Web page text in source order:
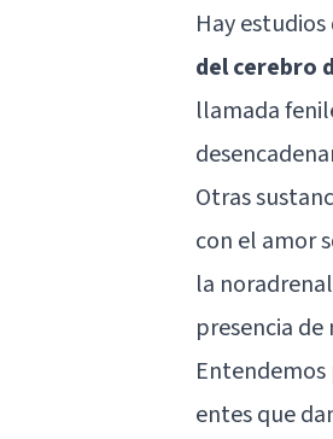
Hay
del cerebro
llamada
Otras
con el amor
la
presencia
Entendemos
entes que